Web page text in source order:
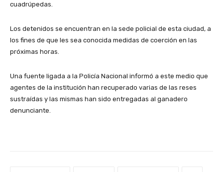
cuadrúpedas.
Los detenidos se encuentran en la sede policial de esta ciudad, a
los fines de que les sea conocida medidas de coerción en las
próximas horas.
Una fuente ligada a la Policía Nacional informó a este medio que
agentes de la institución han recuperado varias de las reses
sustraídas y las mismas han sido entregadas al ganadero
denunciante.